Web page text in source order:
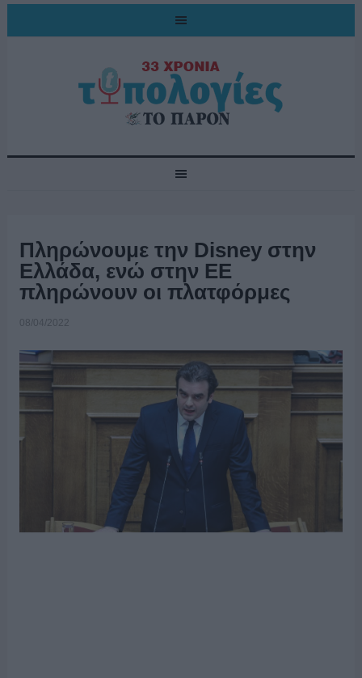
Πληρώνουμε την Disney στην
Ελλάδα, ενώ στην ΕΕ
πληρώνουν οι πλατφόρμες
08/04/2022